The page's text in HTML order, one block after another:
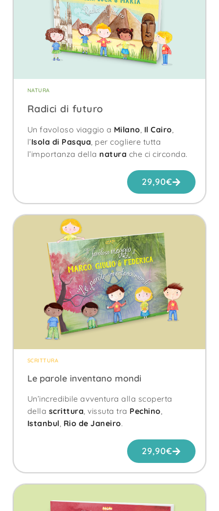
NATURA
Radici di futuro
Un favoloso viaggio a Milano Il Cairo
l’Isola di Pasqua , per cogliere tutta
l’importanza della natura che ci circonda.
29,90€
SCRITTURA
Le parole inventano mondi
Un’incredibile avventura alla scoperta
della scrittura , vissuta tra Pechino
Istanbul Rio de Janeiro.
29,90€